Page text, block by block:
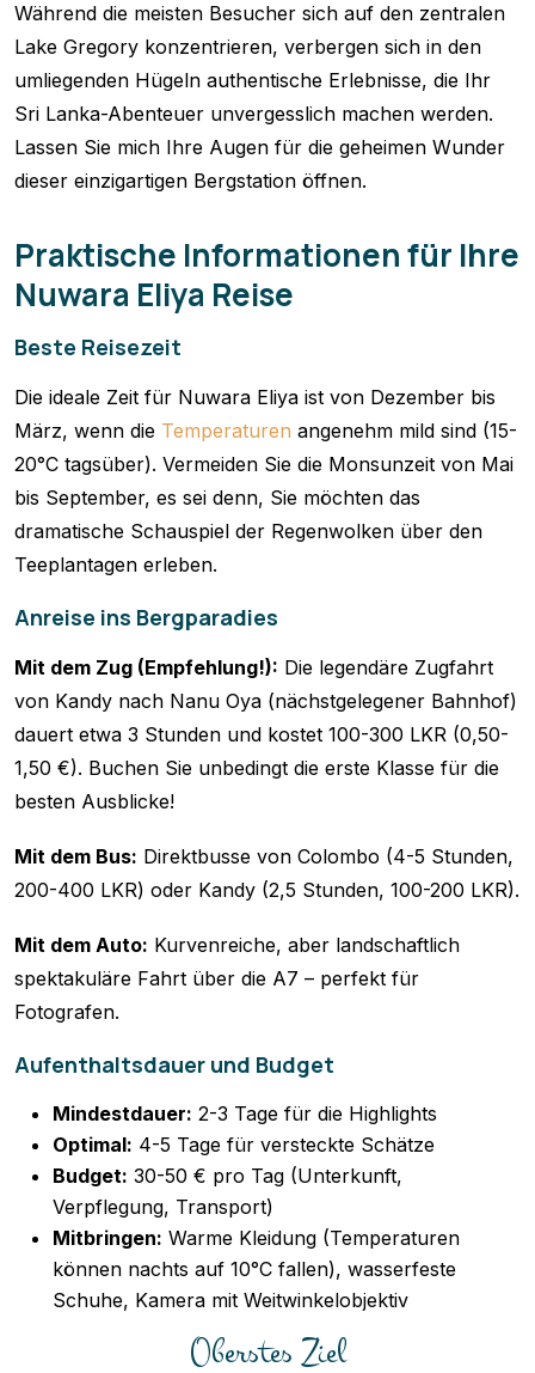
Während die meisten Besucher sich auf den zentralen
Lake Gregory konzentrieren, verbergen sich in den
umliegenden Hügeln authentische Erlebnisse, die Ihr
Sri Lanka-Abenteuer unvergesslich machen werden.
Lassen Sie mich Ihre Augen für die geheimen Wunder
dieser einzigartigen Bergstation öffnen.
Praktische Informationen für Ihre
Nuwara Eliya Reise
Beste Reisezeit
Die ideale Zeit für Nuwara Eliya ist von Dezember bis
März, wenn die Temperaturen angenehm mild sind (15-
20°C tagsüber). Vermeiden Sie die Monsunzeit von Mai
bis September, es sei denn, Sie möchten das
dramatische Schauspiel der Regenwolken über den
Teeplantagen erleben.
Anreise ins Bergparadies
Mit dem Zug (Empfehlung!): Die legendäre Zugfahrt
von Kandy nach Nanu Oya (nächstgelegener Bahnhof)
dauert etwa 3 Stunden und kostet 100-300 LKR (0,50-
1,50 €). Buchen Sie unbedingt die erste Klasse für die
besten Ausblicke!
Mit dem Bus: Direktbusse von Colombo (4-5 Stunden,
200-400 LKR) oder Kandy (2,5 Stunden, 100-200 LKR).
Mit dem Auto: Kurvenreiche, aber landschaftlich
spektakuläre Fahrt über die A7 – perfekt für
Fotografen.
Aufenthaltsdauer und Budget
Mindestdauer: 2-3 Tage für die Highlights
Optimal: 4-5 Tage für versteckte Schätze
Budget: 30-50 € pro Tag (Unterkunft,
Verpflegung, Transport)
Mitbringen: Warme Kleidung (Temperaturen
können nachts auf 10°C fallen), wasserfeste
Schuhe, Kamera mit Weitwinkelobjektiv
Oberstes Ziel